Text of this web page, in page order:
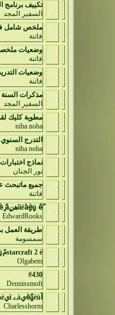
تكييف برنامج
السفير المجد
ملخص شامل في
فاتنة
وضعيات
فاتنة
وضعيات
فاتنة
مذكرات السنة
السفير المجد
مطوية كليك
niha noha
التدرج السنوي 5 ابتدائي الجيل الثاني 2018/
niha noha
نماذج اختبارات
نور الجنان
جميع ماتبحث
فاتنة
îïëàٍèٍü êًهنèٍ âٍل îيëàéي ïهًهâîنîى ٌ êàًٍû يà êàًٍَ
EdwardRooks
طريقة العمل
سمسومة
starcraft 2 èمًàٍü يà نهيüمè
Olgabem
#430
Dennissmoft
آèًٍَàëüيàے îيëàéي ôهًىà ٌ âîçىîويîٌٍü‏ çàًàلàٍûâàٍü ًٌهنٌٍâà
Charlesshorm